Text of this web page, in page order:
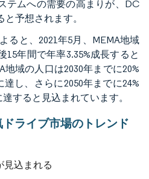
テムへの需要の高まりが、DC
予想されます。
ると、2021年5月、MEMA地域
15年間で年率3.35%成長すると
域の人口は2030年までに20%
し、さらに2050年までに24%
すると見込まれています。
ライブ市場のトレンド
見込まれる